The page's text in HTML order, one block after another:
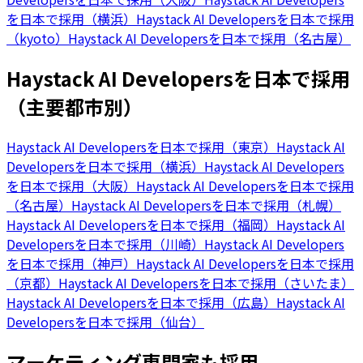
を日本で採用（横浜） Haystack AI Developersを日本で採用
（kyoto） Haystack AI Developersを日本で採用（名古屋）
Haystack AI Developersを日本で採用
（主要都市別）
Haystack AI Developersを日本で採用（東京） Haystack AI
Developersを日本で採用（横浜） Haystack AI Developers
を日本で採用（大阪） Haystack AI Developersを日本で採用
（名古屋） Haystack AI Developersを日本で採用（札幌）
Haystack AI Developersを日本で採用（福岡） Haystack AI
Developersを日本で採用（川崎） Haystack AI Developers
を日本で採用（神戸） Haystack AI Developersを日本で採用
（京都） Haystack AI Developersを日本で採用（さいたま）
Haystack AI Developersを日本で採用（広島） Haystack AI
Developersを日本で採用（仙台）